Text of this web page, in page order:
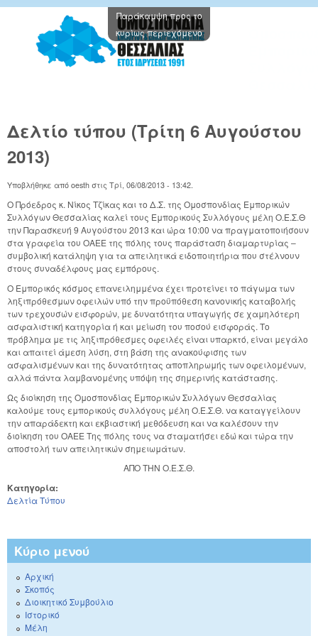
Παράκαμψη προς το
κυρίως περιεχόμενο
Δελτίο τύπου (Τρίτη 6 Αυγούστου
2013)
Υποβλήθηκε από oesth στις Τρί, 06/08/2013 - 13:42.
Ο Πρόεδρος κ. Νίκος Τζίκας και το Δ.Σ. της Ομοσπονδίας Εμπορικών
Συλλόγων Θεσσαλίας καλεί τους Εμπορικούς Συλλόγους μέλη Ο.Ε.Σ.Θ
την Παρασκευή 9 Αυγούστου 2013 και ώρα 10:00 να πραγματοποιήσουν
στα γραφεία του ΟΑΕΕ της πόλης τους παράσταση διαμαρτυρίας –
συμβολική κατάληψη για τα απειλητικά ειδοποιητήρια που στέλνουν
στους συναδέλφους μας εμπόρους.
Ο Εμπορικός κόσμος επανειλημμένα έχει προτείνει το πάγωμα των
ληξιπρόθεσμων οφειλών υπό την προϋπόθεση κανονικής καταβολής
των τρεχουσών εισφορών, με δυνατότητα υπαγωγής σε χαμηλότερη
ασφαλιστική κατηγορία ή και μείωση του ποσού εισφοράς. Το
πρόβλημα με τις ληξιπρόθεσμες οφειλές είναι υπαρκτό, είναι μεγάλο
και απαιτεί άμεση λύση, στη βάση της ανακούφισης των
ασφαλισμένων και της δυνατότητας αποπληρωμής των οφειλομένων,
αλλά πάντα λαμβανομένης υπόψη της σημερινής κατάστασης.
Ως διοίκηση της Ομοσπονδίας Εμπορικών Συλλόγων Θεσσαλίας
καλούμε τους εμπορικούς συλλόγους μέλη Ο.Ε.Σ.Θ. να καταγγείλουν
την απαράδεκτη και εκβιαστική μεθόδευση και να καλέσουν την
διοίκηση του ΟΑΕΕ Της πόλης τους να σταματήσει εδώ και τώρα την
αποστολή των απειλητικών σημειωμάτων.
ΑΠΟ ΤΗΝ Ο.Ε.Σ.Θ.
Κατηγορία:
Δελτία Τύπου
Κύριο μενού
Αρχική
Σκοπός
Διοικητικό Συμβούλιο
Ιστορικό
Μέλη